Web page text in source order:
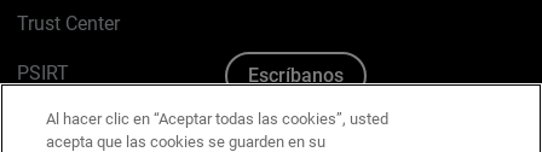
Trust Center
PSIRT
Política de cookies
Escríbanos
Al hacer clic en “Aceptar todas las cookies”, usted
acepta que las cookies se guarden en su